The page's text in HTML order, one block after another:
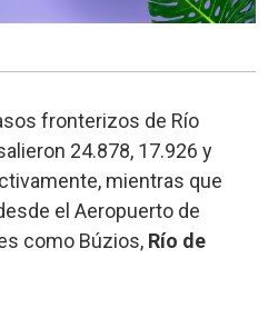
fronterizos de Río
24.878, 17.926 y
mientras que
el Aeropuerto de
como Búzios, Río de